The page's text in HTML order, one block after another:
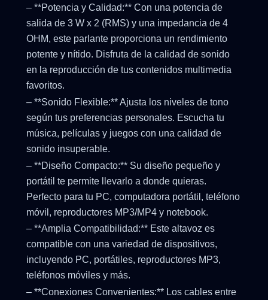
– **Potencia y Calidad:** Con una potencia de
salida de 3 W x 2 (RMS) y una impedancia de 4
OHM, este parlante proporciona un rendimiento
potente y nítido. Disfruta de la calidad de sonido
en la reproducción de tus contenidos multimedia
favoritos.
– **Sonido Flexible:** Ajusta los niveles de tono
según tus preferencias personales. Escucha tu
música, películas y juegos con una calidad de
sonido insuperable.
– **Diseño Compacto:** Su diseño pequeño y
portátil te permite llevarlo a donde quieras.
Perfecto para tu PC, computadora portátil, teléfono
móvil, reproductores MP3/MP4 y notebook.
– **Amplia Compatibilidad:** Este altavoz es
compatible con una variedad de dispositivos,
incluyendo PC, portátiles, reproductores MP3,
teléfonos móviles y más.
– **Conexiones Convenientes:** Los cables entre